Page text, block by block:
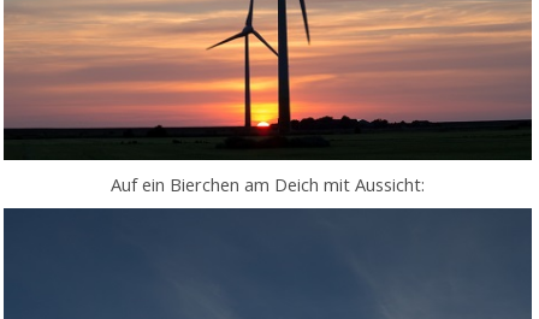
Auf ein Bierchen am Deich mit Aussicht: